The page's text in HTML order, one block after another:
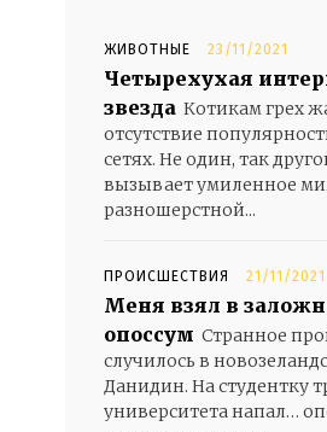
ЖИВОТНЫЕ 23/11/2021
Четырехухая
звезда Котикам грех
отсутствие
сетях. Не один, так
вызывает умиленное
разношерстной...
ПРОИСШЕСТВИЯ 21/11/2021
Меня взял в
опоссум Странное
случилось в
Данидин. На студентку
университета напал…